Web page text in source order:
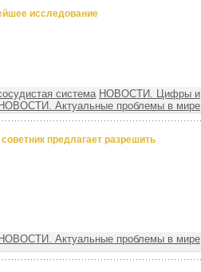
исследование
система НОВОСТИ. Цифры и
НОВОСТИ. Актуальные проблемы в мире
предлагает разрешить
НОВОСТИ. Актуальные проблемы в мире